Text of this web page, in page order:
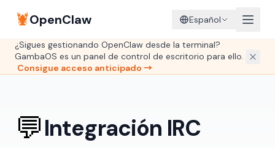
🦞OpenClaw Español
¿Sigues gestionando OpenClaw desde la terminal?
GambaOS es un panel de control de escritorio para ello.
Consigue acceso anticipado →
💬Integración IRC